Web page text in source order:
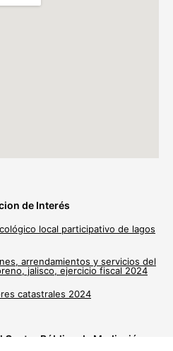
de Interés
local participativo de lagos
arrendamientos y servicios del
jalisco, ejercicio fiscal 2024
catastrales 2024
Público de Mediación